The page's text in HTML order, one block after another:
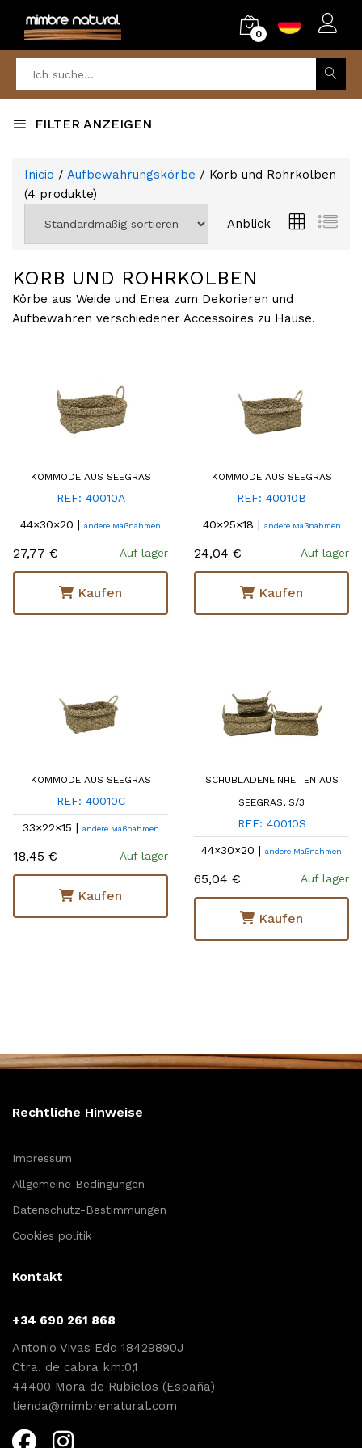
0
FILTER ANZEIGEN
Inicio / Aufbewahrungskörbe / Korb und Rohrkolben
(4 produkte)
Anblick
KORB UND ROHRKOLBEN
Körbe aus Weide und Enea zum Dekorieren und
Aufbewahren verschiedener Accessoires zu Hause.
KOMMODE AUS SEEGRAS
REF: 40010A
44×30×20 | andere Maßnahmen
27,77 € Auf lager
Kaufen
KOMMODE AUS SEEGRAS
REF: 40010B
40×25×18 | andere Maßnahmen
24,04 € Auf lager
Kaufen
KOMMODE AUS SEEGRAS
REF: 40010C
33×22×15 | andere Maßnahmen
18,45 € Auf lager
Kaufen
SCHUBLADENEINHEITEN AUS
SEEGRAS, S/3
REF: 40010S
44×30×20 | andere Maßnahmen
65,04 € Auf lager
Kaufen
Rechtliche Hinweise
Impressum
Allgemeine Bedingungen
Datenschutz-Bestimmungen
Cookies politik
Kontakt
+34 690 261 868
Antonio Vivas Edo 18429890J
Ctra. de cabra km:0,1
44400 Mora de Rubielos (España)
tienda@mimbrenatural.com